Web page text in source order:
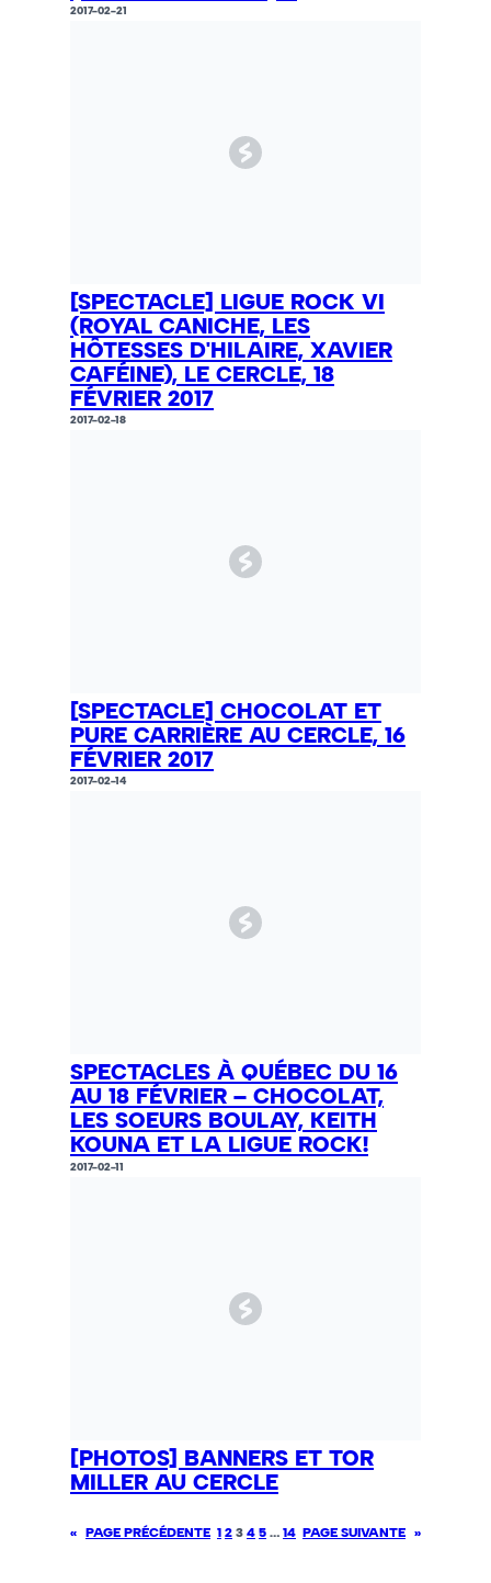
2017-02-21
[SPECTACLE] LIGUE ROCK VI
(ROYAL CANICHE, LES
HÔTESSES D'HILAIRE, XAVIER
CAFÉINE), LE CERCLE, 18
FÉVRIER 2017
2017-02-18
[SPECTACLE] CHOCOLAT ET
PURE CARRIÈRE AU CERCLE, 16
FÉVRIER 2017
2017-02-14
SPECTACLES À QUÉBEC DU 16
AU 18 FÉVRIER – CHOCOLAT,
LES SOEURS BOULAY, KEITH
KOUNA ET LA LIGUE ROCK!
2017-02-11
[PHOTOS] BANNERS ET TOR
MILLER AU CERCLE
« PAGE PRÉCÉDENTE 1 2 3 4 5 … 14 PAGE SUIVANTE »